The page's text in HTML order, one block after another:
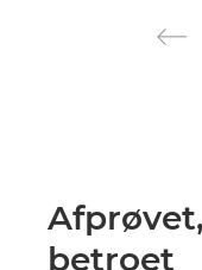
betroet